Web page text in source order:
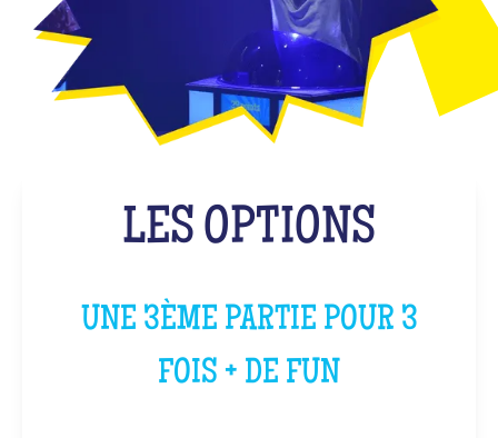
LES OPTIONS
UNE 3ÈME PARTIE POUR 3
FOIS + DE FUN